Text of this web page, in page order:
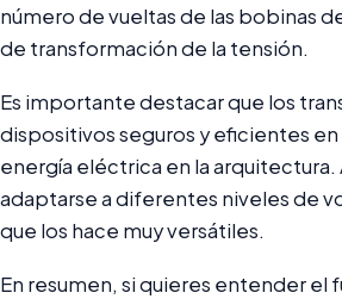
número de vueltas de las bobinas
de transformación de la tensión.
Es importante destacar que los
dispositivos seguros y eficientes
energía eléctrica en la
adaptarse a diferentes niveles de
que los hace muy versátiles.
En resumen, si quieres entender el